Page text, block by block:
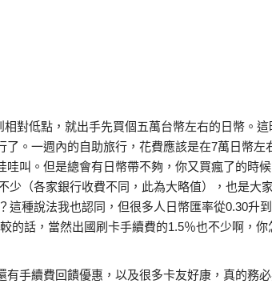
對低點，就出手先買個五萬台幣左右的日幣。這
。一週內的自助旅行，花費應該是在7萬日幣左
叫。但是總會有日幣帶不夠，你又買瘋了的時
少（各家銀行收費不同，此為大略值），也是大
這種說法我也認同，但很多人日幣匯率從0.30升
的話，當然出國刷卡手續費的1.5％也不少啊，你
手續費回饋優惠，以及很多卡友好康，真的務